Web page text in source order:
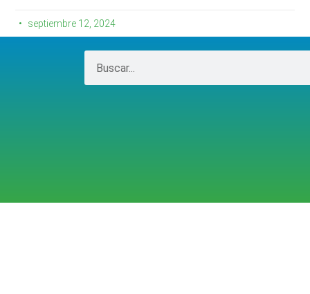
septiembre 12, 2024